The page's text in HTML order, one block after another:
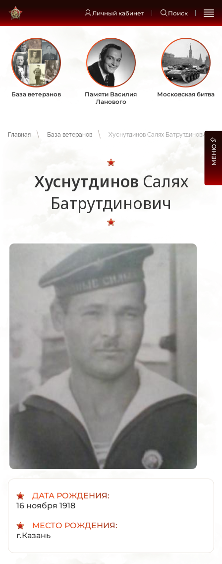
Личный кабинет Поиск
База ветеранов
Памяти Василия
Ланового
Московская битва
Главная База ветеранов Хуснутдинов Салях Батрутдинович
Хуснутдинов Салях
Батрутдинович
ДАТА РОЖДЕНИЯ:
16 ноября 1918
МЕСТО РОЖДЕНИЯ:
г.Казань
МЕНЮ